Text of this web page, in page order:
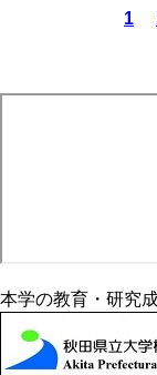
カ
1
本学の教育・研究